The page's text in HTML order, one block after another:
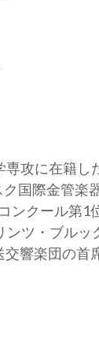
攻に在籍し
国際金管楽
ンクール第1
ツ・ブルッ
響楽団の首